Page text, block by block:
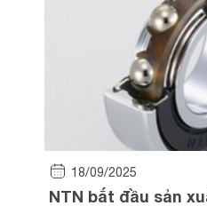
NTN bắt đầu sản
18/09/2025